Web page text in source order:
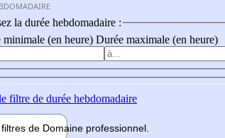
la durée hebdomadaire :
minimale (en heure) Durée maximale (en heure)
filtre de durée hebdomadaire
de Domaine professionnel